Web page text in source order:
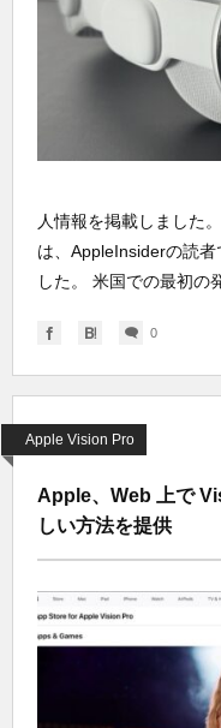
人情報を掲載しました
は、AppleInsiderの読
した。 米国での最初の
0
Apple Vision Pro
Apple、Web 上で
しい方法を提供